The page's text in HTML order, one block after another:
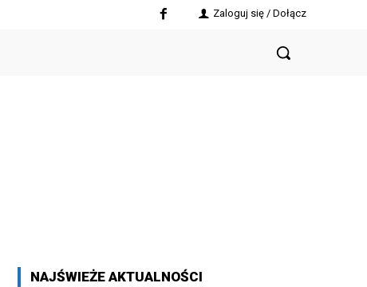
Zaloguj się / Dołącz
NAJŚWIEŻE AKTUALNOŚCI